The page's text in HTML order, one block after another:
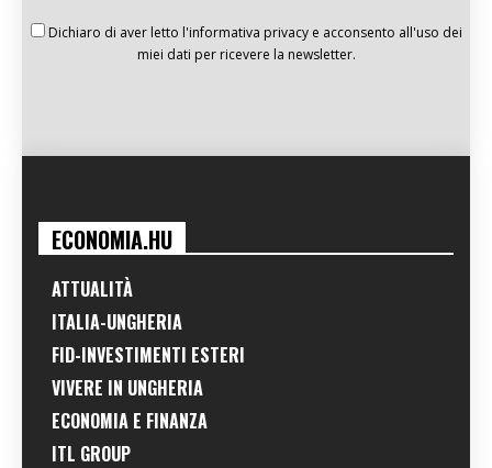
Dichiaro di aver letto l'informativa privacy e acconsento all'uso dei
miei dati per ricevere la newsletter.
ECONOMIA.HU
ATTUALITÀ
ITALIA-UNGHERIA
FID-INVESTIMENTI ESTERI
VIVERE IN UNGHERIA
ECONOMIA E FINANZA
ITL GROUP